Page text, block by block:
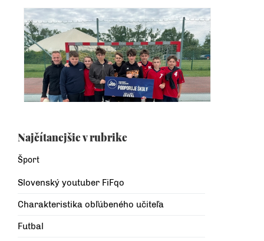
Najčítanejšie v rubrike
Šport
Slovenský youtuber FiFqo
Charakteristika obľúbeného učiteľa
Futbal